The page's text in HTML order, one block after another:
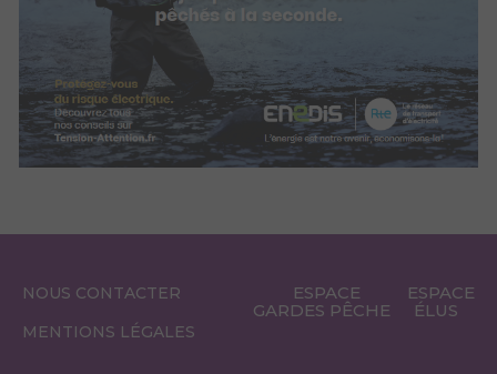
NOUS CONTACTER
MENTIONS LÉGALES
ESPACE
GARDES PÊCHE
ESPACE
ÉLUS